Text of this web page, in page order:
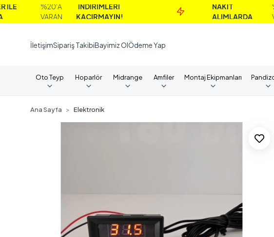
%20'A
İNDİRİMLERİ
KAÇIRMAYIN!
NAKİT
ALIMLARDA
VARAN
İletişimSipariş TakibiBayimiz OlÖdeme Yap
Oto Teyp Hoparlör Midrange Amfiler Montaj Ekipmanları
Ana Sayfa Elektronik